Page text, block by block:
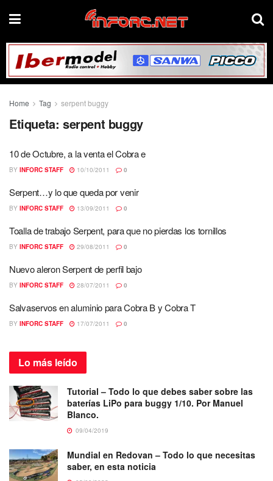
Home Tag serpent buggy
Etiqueta: serpent buggy
10 de Octubre, a la venta el Cobra e
BY INFORC STAFF 10/10/2011 0
Serpent…y lo que queda por venir
BY INFORC STAFF 13/09/2011 0
Toalla de trabajo Serpent, para que no pierdas los tornillos
BY INFORC STAFF 29/08/2011 0
Nuevo aleron Serpent de perfil bajo
BY INFORC STAFF 28/07/2011 0
Salvaservos en aluminio para Cobra B y Cobra T
BY INFORC STAFF 17/07/2011 0
Lo más leído
Tutorial – Todo lo que debes saber sobre las
baterías LiPo para buggy 1/10. Por Manuel
Blanco.
09/04/2019
Mundial en Redovan – Todo lo que necesitas
saber, en esta noticia